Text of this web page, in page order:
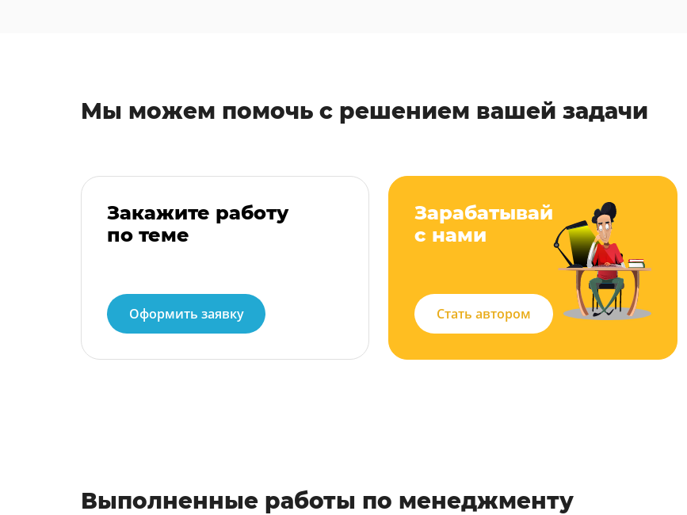
Мы можем помочь с решением вашей задачи
Закажите работу
по теме
Оформить заявку
Зарабатывай
с нами
Стать автором
Выполненные работы по менеджменту